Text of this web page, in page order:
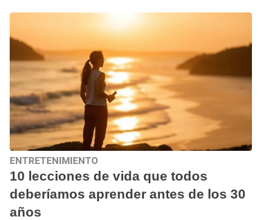
ENTRETENIMIENTO
10 lecciones de vida que todos
deberíamos aprender antes de los 30
años